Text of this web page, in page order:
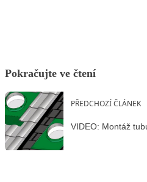
Pokračujte ve čtení
PŘEDCHOZÍ ČLÁNEK
VIDEO: Montáž